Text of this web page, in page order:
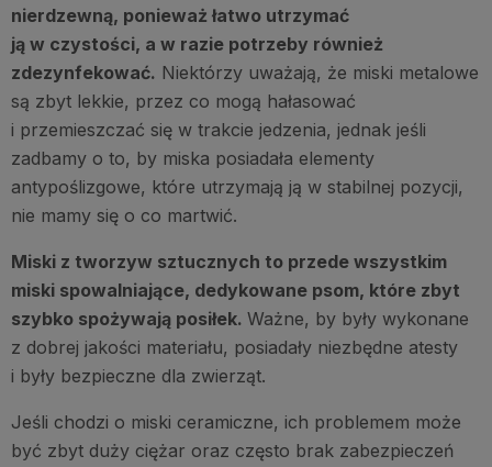
nierdzewną, ponieważ łatwo utrzymać
ją w czystości, a w razie potrzeby również
zdezynfekować. Niektórzy uważają, że miski metalowe
są zbyt lekkie, przez co mogą hałasować
i przemieszczać się w trakcie jedzenia, jednak jeśli
zadbamy o to, by miska posiadała elementy
antypoślizgowe, które utrzymają ją w stabilnej pozycji,
nie mamy się o co martwić.
Miski z tworzyw sztucznych to przede wszystkim
miski spowalniające, dedykowane psom, które zbyt
szybko spożywają posiłek. Ważne, by były wykonane
z dobrej jakości materiału, posiadały niezbędne atesty
i były bezpieczne dla zwierząt.
Jeśli chodzi o miski ceramiczne, ich problemem może
być zbyt duży ciężar oraz często brak zabezpieczeń